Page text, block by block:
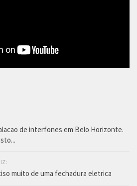
de interfones em Belo Horizonte.
muito de uma fechadura eletrica